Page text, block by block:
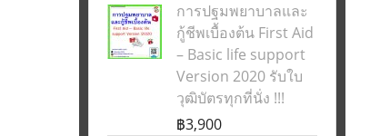
การปฐมพยาบาลและ
กู้ชีพเบื้องต้น First Aid
– Basic life support
Version 2020 รับใบ
วุฒิบัตรทุกที่นั่ง !!!
฿3,900